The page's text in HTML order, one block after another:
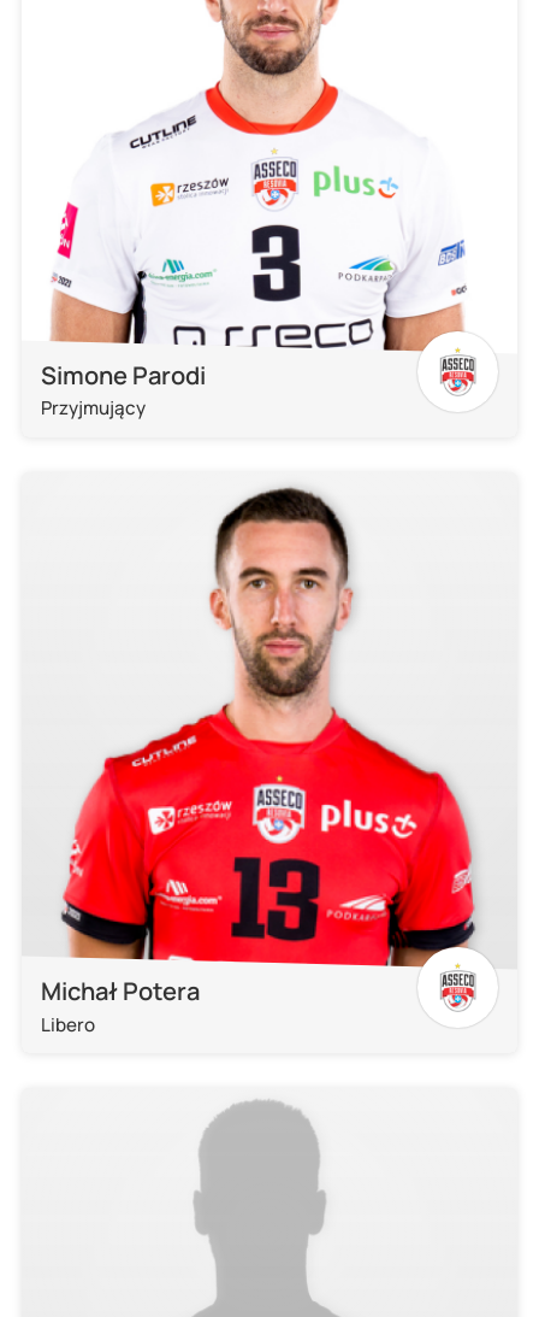
Simone Parodi
Przyjmujący
Michał Potera
Libero